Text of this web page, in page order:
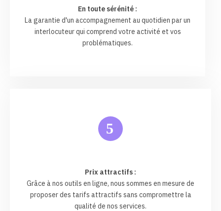
En toute sérénité :
La garantie d'un accompagnement au quotidien par un
interlocuteur qui comprend votre activité et vos
problématiques.
5
Prix attractifs :
Grâce à nos outils en ligne, nous sommes en mesure de
proposer des tarifs attractifs sans compromettre la
qualité de nos services.